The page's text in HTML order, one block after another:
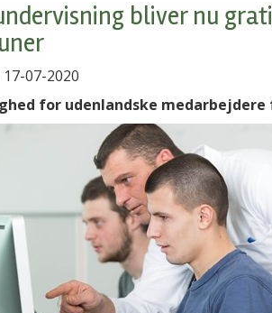
bliver nu
07-2020
for udenlandske